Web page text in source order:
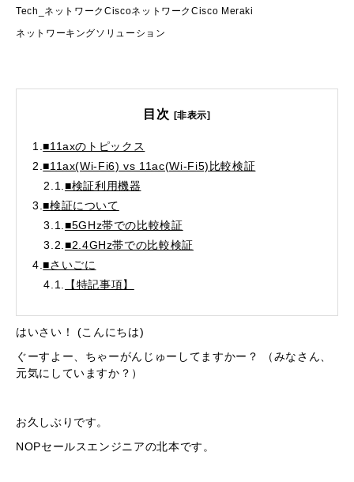
Tech_ネットワークCiscoネットワークCisco Meraki
ネットワーキングソリューション
目次 [非表示]
1.■11axのトピックス
2.■11ax(Wi-Fi6) vs 11ac(Wi-Fi5)比較検証
2.1. ■検証利用機器
3.■検証について
3.1. ■5GHz帯での比較検証
3.2. ■2.4GHz帯での比較検証
4.■さいごに
4.1.
【特記事項】
はいさい！ (こんにちは)
ぐーすよー、ちゃーがんじゅーしてますかー？ （みなさん、
元気にしていますか？）
お久しぶりです。
NOPセールスエンジニアの北本です。